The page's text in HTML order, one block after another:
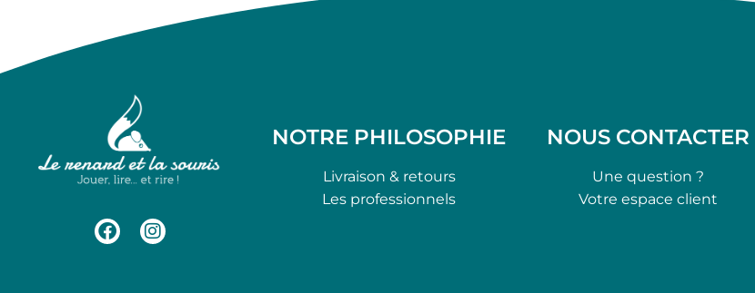
NOTRE PHILOSOPHIE
Livraison & retours
Les professionnels
NOUS CONTACTER
Une question ?
Votre espace client